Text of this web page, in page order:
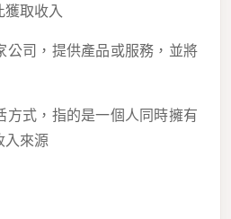
獲取收入
公司，提供產品或服務，並將
方式，指的是一個人同時擁有
入來源